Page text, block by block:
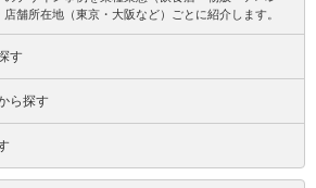
舗所在地（東京・大阪など）ごとに紹介します。
す
ら探す